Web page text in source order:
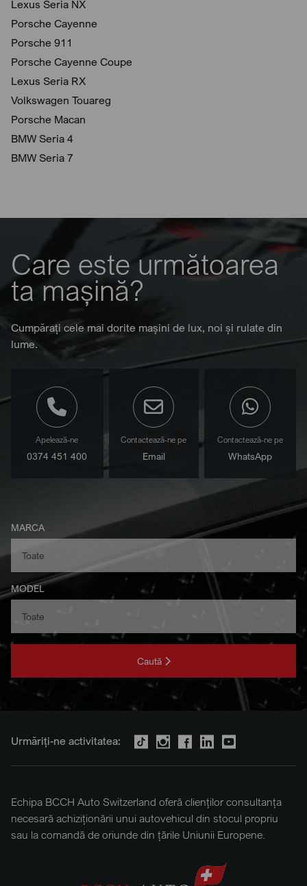
Lexus Seria NX
Porsche Cayenne
Porsche 911
Porsche Cayenne Coupe
Lexus Seria RX
Volkswagen Touareg
Porsche Macan
BMW Seria 4
BMW Seria 7
Care este următoarea
ta mașină?
Cumpărați cele mai dorite mașini de lux, noi și rulate din
lume.
Apelează-ne
0374 451 400
Contactează-ne pe
Email
Contactează-ne pe
WhatsApp
MARCA
MODEL
Caută
Urmăriți-ne activitatea:
Echipa BCCH Auto Switzerland oferă clienților consultanța
necesară achiziționării unui autovehicul din stocul propriu
sau la comandă de oriunde din țările Uniunii Europene.